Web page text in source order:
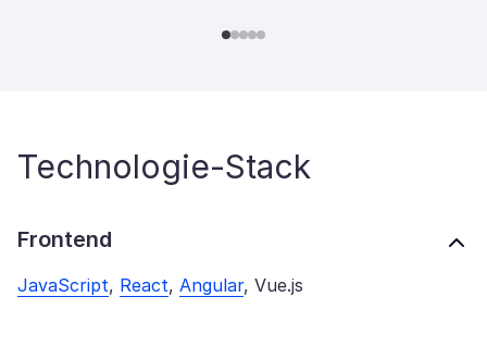
Technologie-Stack
Frontend
JavaScript, React, Angular, Vue.js